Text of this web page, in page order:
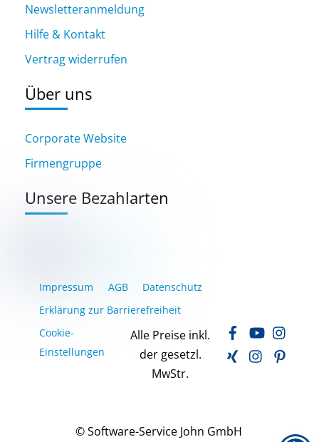
Newsletteranmeldung
Hilfe & Kontakt
Vertrag widerrufen
Über uns
Corporate Website
Firmengruppe
Unsere Bezahlarten
Impressum AGB
Datenschutz
Erklärung zur Barrierefreiheit
Cookie-
Einstellungen
Alle Preise inkl.
der gesetzl.
MwStr.
FacebookYouTube
Xing
LinkedIn
© Software-Service John GmbH